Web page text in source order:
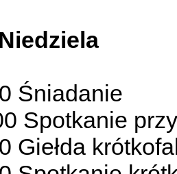
Śniadanie
Spotkanie
Giełda